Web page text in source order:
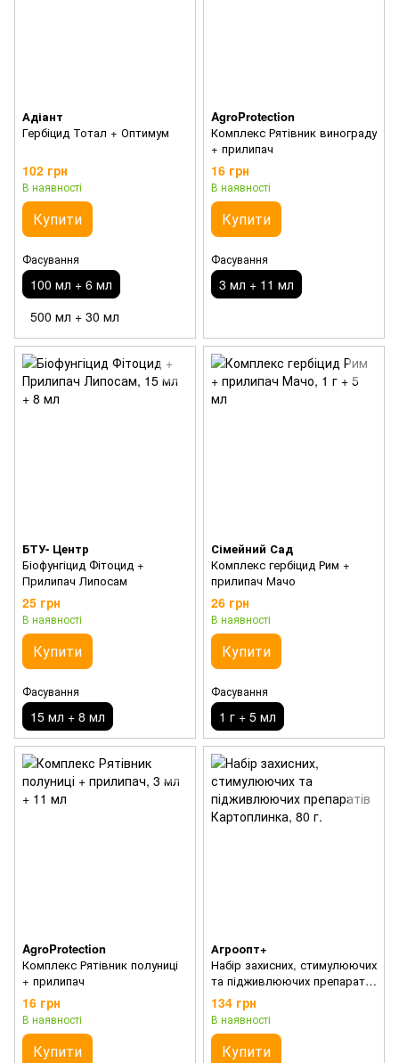
Адіант
Гербіцид Тотал + Оптимум
102 грн
В наявності
Купити
Фасування
100 мл + 6 мл
500 мл + 30 мл
AgroProtection
Комплекс Рятівник винограду
+ прилипач
16 грн
В наявності
Купити
Фасування
3 мл + 11 мл
БТУ- Центр
Біофунгіцид Фітоцид +
Прилипач Липосам
25 грн
В наявності
Купити
Фасування
15 мл + 8 мл
Сімейний Сад
Комплекс гербіцид Рим +
прилипач Мачо
26 грн
В наявності
Купити
Фасування
1 г + 5 мл
AgroProtection
Комплекс Рятівник полуниці
+ прилипач
16 грн
В наявності
Купити
Агроопт+
Набір захисних, стимулюючих
та підживлюючих препаратів
Картоплинка
134 грн
В наявності
Купити